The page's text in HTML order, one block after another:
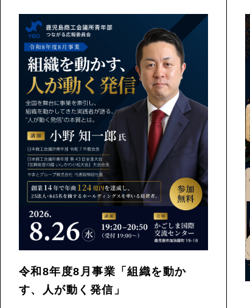
令和8年度8月事業「組織を動か
す、人が動く発信」